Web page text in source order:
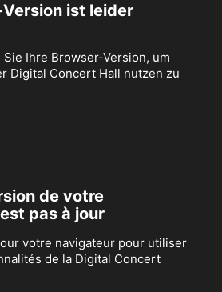
ist leider
Ihre Browser-Version, um
Digital Concert Hall nutzen zu
de votre
pas à jour
votre navigateur pour utiliser
de la Digital Concert